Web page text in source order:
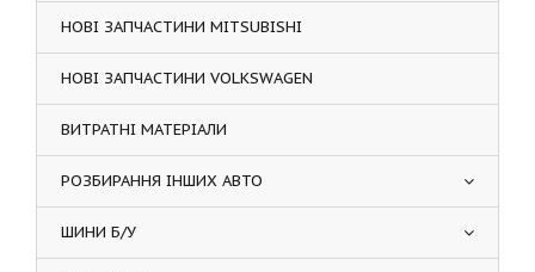
НОВІ ЗАПЧАСТИНИ MITSUBISHI
НОВІ ЗАПЧАСТИНИ VOLKSWAGEN
ВИТРАТНІ МАТЕРІАЛИ
РОЗБИРАННЯ ІНШИХ АВТО
ШИНИ Б/У